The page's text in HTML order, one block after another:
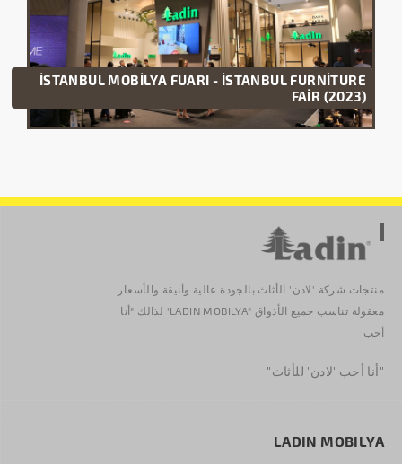
İSTANBUL MOBİLYA FUARI - İSTANBUL FURNİTURE
FAİR (2023)
منتجات شركة 'لادن' الأثاث بالجودة عالية وأنيقة والأسعار
معقولة تناسب جميع الأذواق "LADIN MOBILYA' لذالك "أنا
أحب
"أنا أحب 'لادن' للأثاث"
LADIN MOBILYA